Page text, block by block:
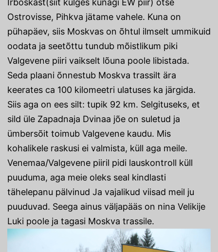
Irboskast(siit kulges kunagi EW piir) otse
Ostrovisse, Pihkva jätame vahele. Kuna on
pühapäev, siis Moskvas on õhtul ilmselt ummikuid
oodata ja seetõttu tundub mõistlikum piki
Valgevene piiri vaikselt lõuna poole libistada.
Seda plaani õnnestub Moskva trassilt ära
keerates ca 100 kilomeetri ulatuses ka järgida.
Siis aga on ees silt: tupik 92 km. Selgituseks, et
sild üle Zapadnaja Dvinaa jõe on suletud ja
ümbersõit toimub Valgevene kaudu. Mis
kohalikele raskusi ei valmista, küll aga meile.
Venemaa/Valgevene piiril pidi lauskontroll küll
puuduma, aga meie oleks seal kindlasti
tähelepanu pälvinud Ja vajalikud viisad meil ju
puuduvad. Seega ainus väljapääs on nina Velikije
Luki poole ja tagasi Moskva trassile.